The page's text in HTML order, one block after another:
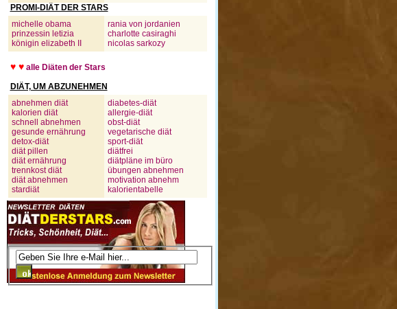
PROMI-DIÄT DER STARS
michelle obama
prinzessin letizia
königin elizabeth II
rania von jordanien
charlotte casiraghi
nicolas sarkozy
♥ ♥ alle Diäten der Stars
DIÄT, UM ABZUNEHMEN
abnehmen diät
kalorien diät
schnell abnehmen
gesunde ernährung
detox-diät
diät pillen
diät ernährung
trennkost diät
diät abnehmen
stardiät
diabetes-diät
allergie-diät
obst-diät
vegetarische diät
sport-diät
diätfrei
diätpläne im büro
übungen abnehmen
motivation abnehm
kalorientabelle